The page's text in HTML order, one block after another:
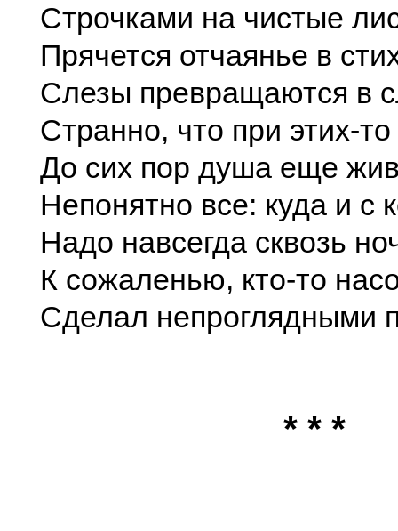
Строчками на чистые
Прячется отчаянье в
Слезы превращаются в
Странно, что при этих-то
До сих пор душа еще
Непонятно все: куда и с
Надо навсегда сквозь
К сожаленью, кто-то
Сделал непроглядными
* * *